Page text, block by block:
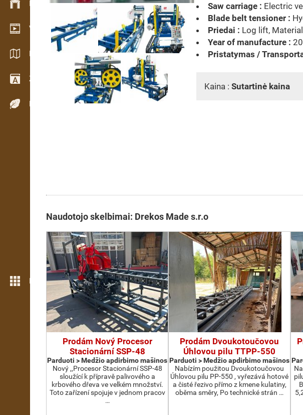
Inventoriaus valdymas
Vaizdo įrašų salė
Katalogai / Brošiūros
Žodynas
Medienos rūšys
Daugiau funkcijų
Saw carriage : Electric
Blade belt tensioner :
Priedai : Log lift,
Year of manufacture :
Pristatymas /
Kaina : Sutartinė kaina
Naudotojo skelbimai: Drekos Made s.r.o
Prodám Nový Procesor
Stacionární SSP-48
Parduoti > Medžio apdirbimo mašinos
Nový ,,Procesor Stacionární SSP-48
sloužící k přípravě palivového a
krbového dřeva ve velkém množství.
Toto zařízení spojuje v jednom pracov
…
Prodám Dvoukotoučovou
Úhlovou pilu TTPP-550
Parduoti > Medžio apdirbimo mašinos
Nabízím použitou Dvoukotoučovou
Úhlovou pilu PP-550 , vyřezává hotové
a čisté řezivo přímo z kmene kulatiny,
oběma směry, Po technické strán …